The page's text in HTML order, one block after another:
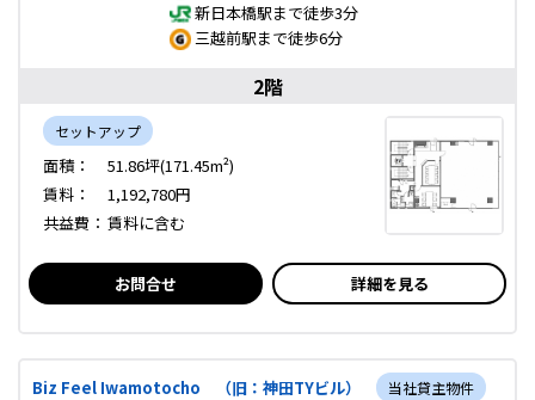
新日本橋駅まで徒歩3分
三越前駅まで徒歩6分
2階
セットアップ
面積：
51.86坪(171.45m²)
賃料：
1,192,780円
共益費： 賃料に含む
お問合せ 詳細を見る
Biz Feel Iwamotocho （旧：神田TYビル） 当社貸主物件